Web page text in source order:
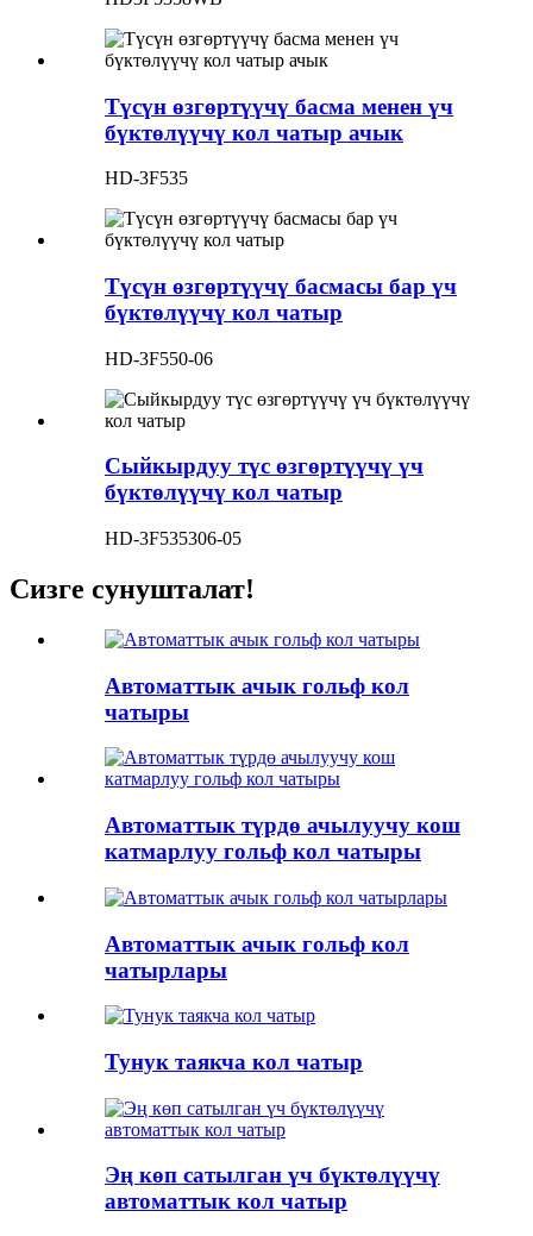
Түсүн өзгөртүүчү басма менен үч
бүктөлүүчү кол чатыр ачык
HD-3F535
Түсүн өзгөртүүчү басмасы бар үч
бүктөлүүчү кол чатыр
HD-3F550-06
Сыйкырдуу түс өзгөртүүчү үч
бүктөлүүчү кол чатыр
HD-3F535306-05
Сизге сунушталат!
Автоматтык ачык гольф кол
чатыры
Автоматтык түрдө ачылуучу кош
катмарлуу гольф кол чатыры
Автоматтык ачык гольф кол
чатырлары
Тунук таякча кол чатыр
Эң көп сатылган үч бүктөлүүчү
автоматтык кол чатыр